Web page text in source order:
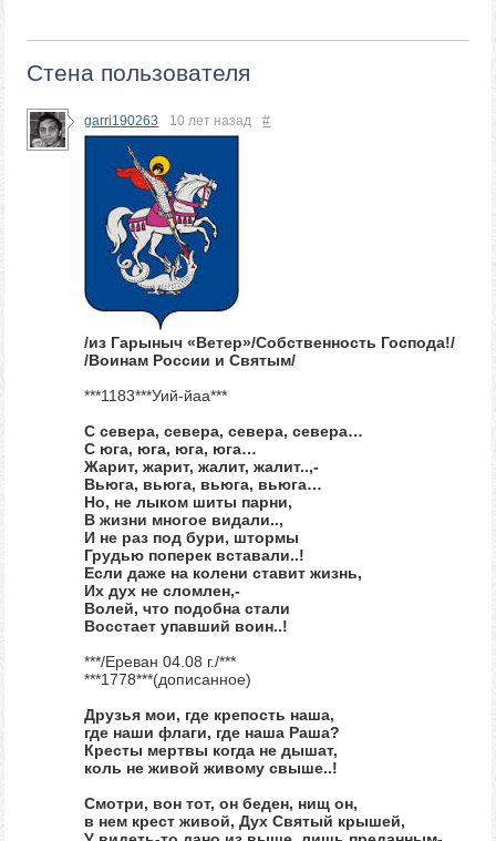
Стена пользователя
garri190263 10 лет назад #
/из Гарыныч «Ветер»/Собственность Господа!/
/Воинам России и Святым/
***1183***Уий-йаа***
С севера, севера, севера, севера…
С юга, юга, юга, юга…
Жарит, жарит, жалит, жалит..,-
Вьюга, вьюга, вьюга, вьюга…
Но, не лыком шиты парни,
В жизни многое видали..,
И не раз под бури, штормы
Грудью поперек вставали..!
Если даже на колени ставит жизнь,
Их дух не сломлен,-
Волей, что подобна стали
Восстает упавший воин..!
***/Ереван 04.08 г./***
***1778***(дописанное)
Друзья мои, где крепость наша,
где наши флаги, где наша Раша?
Кресты мертвы когда не дышат,
коль не живой живому свыше..!
Смотри, вон тот, он беден, нищ он,
в нем крест живой, Дух Святый крышей,